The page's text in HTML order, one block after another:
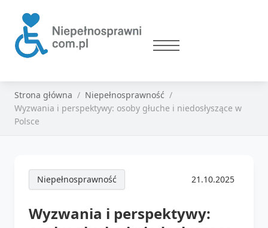
Strona główna
Niepełnosprawność
Wyzwania i perspektywy: osoby głuche i niedosłyszące w
Polsce
Niepełnosprawność 21.10.2025
Wyzwania i perspektywy: